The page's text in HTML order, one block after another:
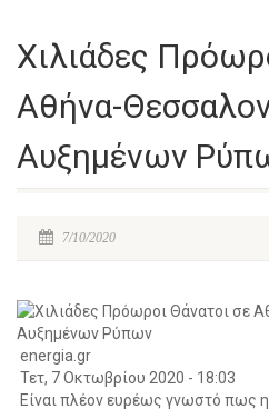
Χιλιάδες
Αθήνα-
Αυξημένων
7/10/2020
energia.gr
Τετ, 7 Οκτωβρίου 2020 - 18:03
Είναι πλέον ευρέως γνωστό πως